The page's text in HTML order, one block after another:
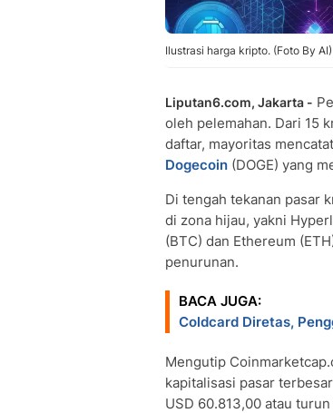
Ilustrasi harga kripto. (Foto By AI)
Liputan6.com, Jakarta -
oleh pelemahan. Dari 15
daftar, mayoritas
Dogecoin (DOGE) yang
Di tengah tekanan pasar
di zona hijau, yakni
(BTC) dan Ethereum
penurunan.
BACA JUGA:
Coldcard Diretas,
Mengutip
kapitalisasi pasar
USD 60.813,00 atau